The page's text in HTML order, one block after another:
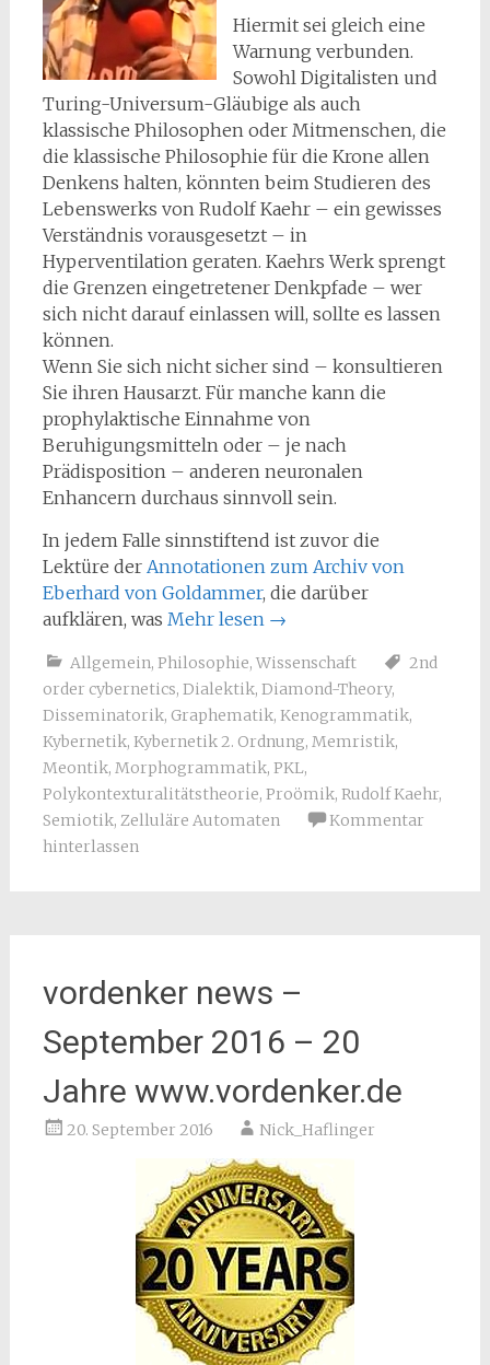
Hiermit sei gleich eine
Warnung verbunden.
Sowohl Digitalisten und
Turing-Universum-Gläubige als auch
klassische Philosophen oder Mitmenschen, die
die klassische Philosophie für die Krone allen
Denkens halten, könnten beim Studieren des
Lebenswerks von Rudolf Kaehr – ein gewisses
Verständnis vorausgesetzt – in
Hyperventilation geraten. Kaehrs Werk sprengt
die Grenzen eingetretener Denkpfade – wer
sich nicht darauf einlassen will, sollte es lassen
können.
Wenn Sie sich nicht sicher sind – konsultieren
Sie ihren Hausarzt. Für manche kann die
prophylaktische Einnahme von
Beruhigungsmitteln oder – je nach
Prädisposition – anderen neuronalen
Enhancern durchaus sinnvoll sein.
In jedem Falle sinnstiftend ist zuvor die
Lektüre der Annotationen zum Archiv von
Eberhard von Goldammer, die darüber
aufklären, was Mehr lesen →
Allgemein, Philosophie, Wissenschaft
2nd
order cybernetics, Dialektik, Diamond-Theory,
Disseminatorik, Graphematik, Kenogrammatik,
Kybernetik, Kybernetik 2. Ordnung, Memristik,
Meontik, Morphogrammatik, PKL,
Polykontexturalitätstheorie, Proömik, Rudolf Kaehr,
Semiotik, Zelluläre Automaten
Kommentar
hinterlassen
vordenker news –
September 2016 – 20
Jahre www.vordenker.de
20. September 2016 Nick_Haflinger